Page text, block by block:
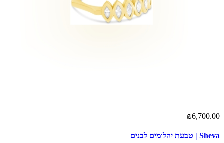
₪6,700.00
Sheva | טבעת יהלומים לבנים